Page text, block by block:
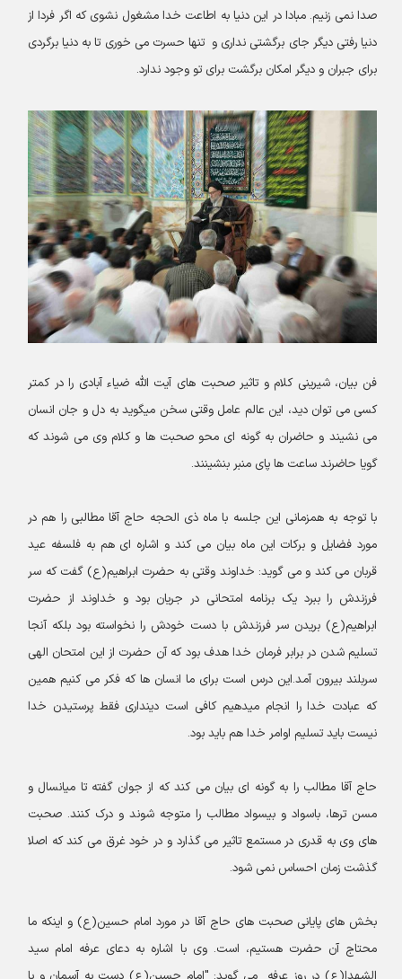
صدا نمی زنیم. مبادا در این دنیا به اطاعت خدا مشغول نشوی که اگر فردا از
دنیا رفتی دیگر جای برگشتی نداری و تنها حسرت می خوری تا به دنیا برگردی
برای جبران و دیگر امکان برگشت برای تو وجود ندارد.
فن بیان، شیرینی کلام و تاثیر صحبت های آیت الله ضیاء آبادی را در کمتر
کسی می توان دید، این عالم عامل وقتی سخن میگوید به دل و جان انسان
می نشیند و حاضران به گونه ای محو صحبت ها و کلام وی می شوند که
گویا حاضرند ساعت ها پای منبر بنشینند.
با توجه به همزمانی این جلسه با ماه ذی الحجه حاج آقا مطالبی را هم در
مورد فضایل و برکات این ماه بیان می کند و اشاره ای هم به فلسفه عید
قربان می کند و می گوید: خداوند وقتی به حضرت ابراهیم(ع) گفت که سر
فرزندش را ببرد یک برنامه امتحانی در جریان بود و خداوند از حضرت
ابراهیم(ع) بریدن سر فرزندش با دست خودش را نخواسته بود بلکه آنجا
تسلیم شدن در برابر فرمان خدا هدف بود که آن حضرت از این امتحان الهی
سربلند بیرون آمد.این درس است برای ما انسان ها که فکر می کنیم همین
که عبادت خدا را انجام میدهیم کافی است دینداری فقط پرستیدن خدا
نیست باید تسلیم اوامر خدا هم باید بود.
حاج آقا مطالب را به گونه ای بیان می کند که از جوان گفته تا میانسال و
مسن ترها، باسواد و بیسواد مطالب را متوجه شوند و درک کنند. صحبت
های وی به قدری در مستمع تاثیر می گذارد و در خود غرق می کند که اصلا
گذشت زمان احساس نمی شود.
بخش های پایانی صحبت های حاج آقا در مورد امام حسین(ع) و اینکه ما
محتاج آن حضرت هستیم، است. وی با اشاره به دعای عرفه امام سید